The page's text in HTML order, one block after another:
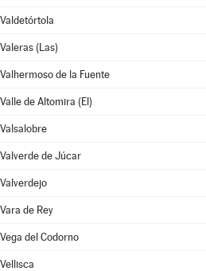
Valdetórtola
Valeras (Las)
Valhermoso de la Fuente
Valle de Altomira (El)
Valsalobre
Valverde de Júcar
Valverdejo
Vara de Rey
Vega del Codorno
Vellisca